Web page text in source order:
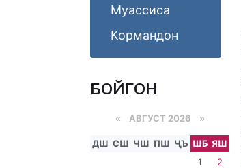
Муассиса
Кормандон
БОЙГОНӢ
« АВГУСТ 2026 »
ДШ СШ ЧШ ПШ ҶЪ ШБ ЯШ
1
2